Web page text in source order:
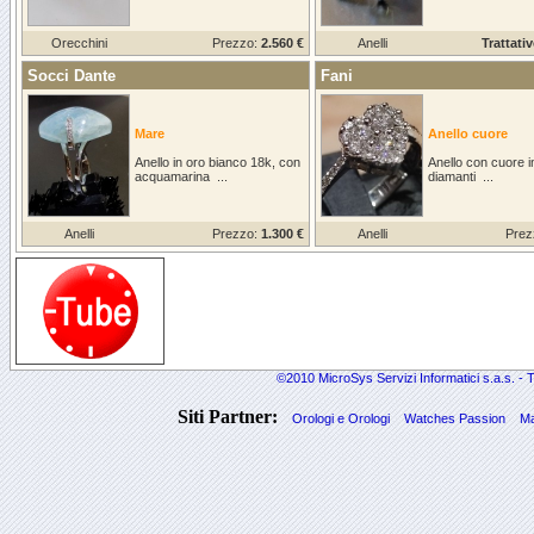
Orecchini Prezzo: 2.560 € Anelli
Socci Dante
Mare
Anello in oro bianco 18k, con
acquamarina ...
Anelli Prezzo: 1.300 €
Fani
Anello cuore
Anello con cuore
diamanti ...
Anelli
©2010 MicroSys Servizi Informatici s.a.s. -
Siti Partner: Orologi e Orologi Watches Passion